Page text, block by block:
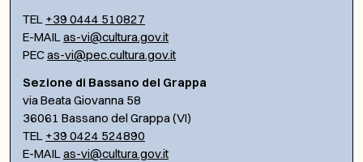
TEL +39 0444 510827
E-MAILas-vi@cultura.gov.it
PECas-vi@pec.cultura.gov.it
Sezione di Bassano del Grappa
via Beata Giovanna 58
36061 Bassano del Grappa (VI)
TEL +39 0424 524890
E-MAILas-vi@cultura.gov.it